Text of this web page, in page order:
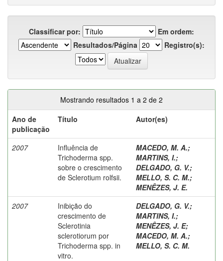
Classificar por:
Em ordem:
Resultados/Página
Registro(s):
Mostrando resultados 1 a 2 de 2
Ano de
publicação
Título Autor(es)
2007
Influência de
Trichoderma spp.
sobre o crescimento
de Sclerotium rolfsii.
MACEDO, M. A.;
MARTINS, I.;
DELGADO, G. V.;
MELLO, S. C. M.;
MENÊZES, J. E.
2007
Inibição do
crescimento de
Sclerotinia
sclerotiorum por
Trichoderma spp. in
vitro.
DELGADO, G. V.;
MARTINS, I.;
MENÊZES, J. E;
MACEDO, M. A.;
MELLO, S. C. M.